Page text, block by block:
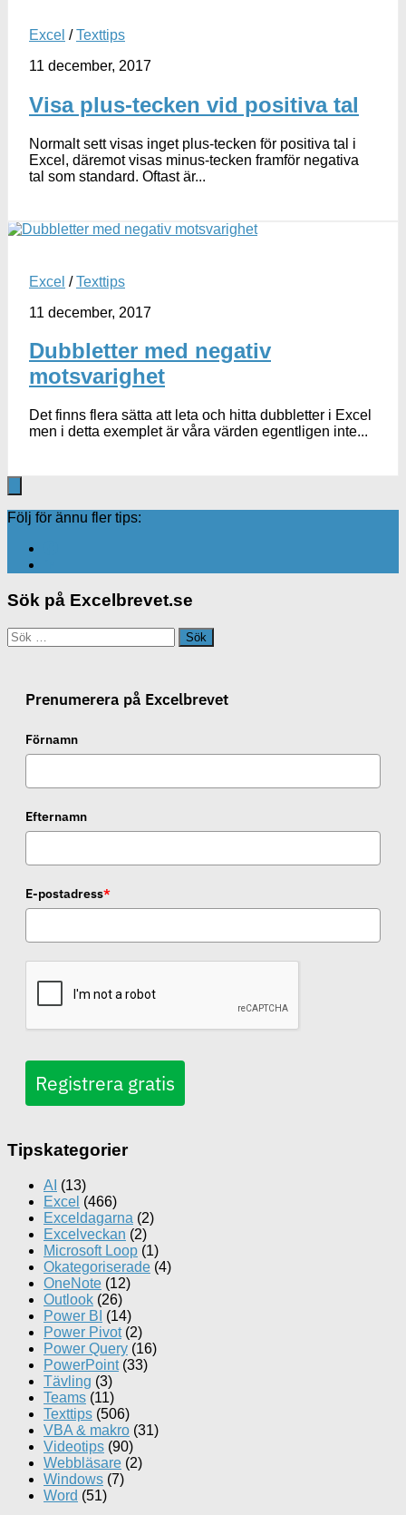
Excel /Texttips
11 december, 2017
Visa plus-tecken vid positiva tal
Normalt sett visas inget plus-tecken för positiva tal i
Excel, däremot visas minus-tecken framför negativa
tal som standard. Oftast är...
Excel /Texttips
11 december, 2017
Dubbletter med negativ
motsvarighet
Det finns flera sätta att leta och hitta dubbletter i Excel
men i detta exemplet är våra värden egentligen inte...
Följ för ännu fler tips:
Sök på Excelbrevet.se
Sök
efter:
Prenumerera på Excelbrevet
Förnamn
Efternamn
E-postadress*
Registrera gratis
Tipskategorier
AI (13)
Excel (466)
Exceldagarna (2)
Excelveckan (2)
Microsoft Loop (1)
Okategoriserade (4)
OneNote (12)
Outlook (26)
Power BI (14)
Power Pivot(2)
Power Query (16)
PowerPoint(33)
Tävling (3)
Teams (11)
Texttips (506)
VBA & makro (31)
Videotips (90)
Webbläsare (2)
Windows (7)
Word (51)